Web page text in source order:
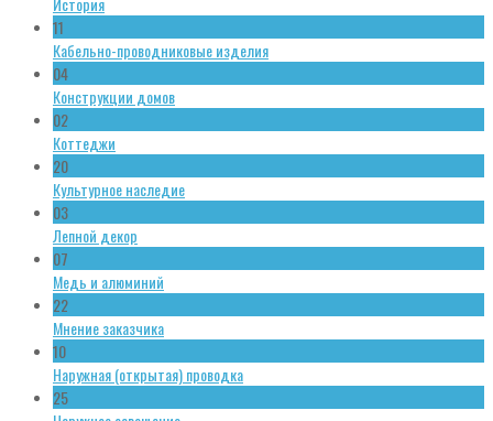
11
Кабельно-проводниковые изделия
04
Конструкции домов
02
Коттеджи
20
Культурное наследие
03
Лепной декор
07
Медь и алюминий
22
Мнение заказчика
10
Наружная (открытая) проводка
25